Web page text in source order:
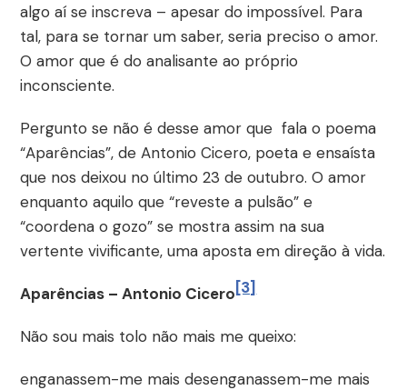
algo aí se inscreva – apesar do impossível. Para
tal, para se tornar um saber, seria preciso o amor.
O amor que é do analisante ao próprio
inconsciente.
Pergunto se não é desse amor que fala o poema
“Aparências”, de Antonio Cicero, poeta e ensaísta
que nos deixou no último 23 de outubro. O amor
enquanto aquilo que “reveste a pulsão” e
“coordena o gozo” se mostra assim na sua
vertente vivificante, uma aposta em direção à vida.
Aparências – Antonio Cicero[3]
Não sou mais tolo não mais me queixo:
enganassem-me mais desenganassem-me mais